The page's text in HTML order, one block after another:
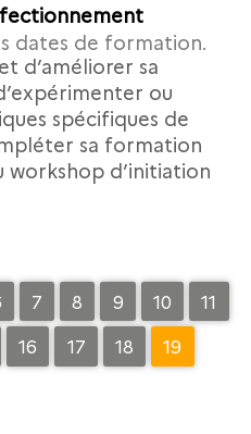
dates de formation.
d’améliorer sa
ou
spécifiques de
sa formation
workshop d’initiation
7 8 9 10
11
16 17 18 19